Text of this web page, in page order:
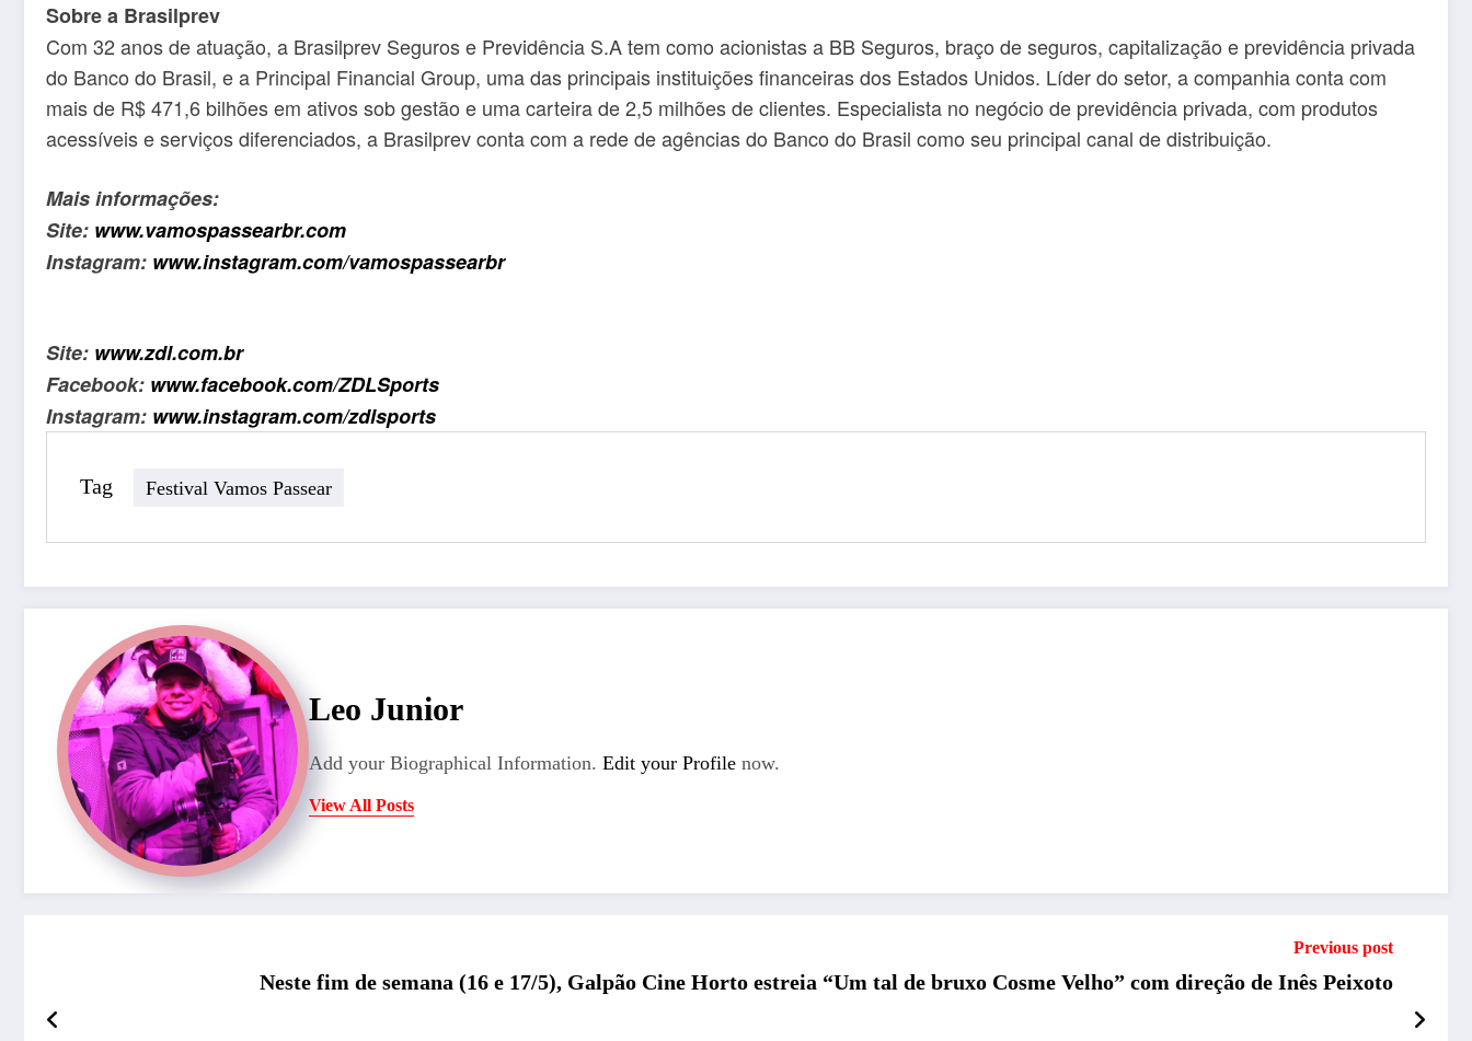
Sobre a Brasilprev
Com 32 anos de atuação, a Brasilprev Seguros e Previdência S.A tem como acionistas a BB Seguros, braço de seguros, capitalização e previdência privada
do Banco do Brasil, e a Principal Financial Group, uma das principais instituições financeiras dos Estados Unidos. Líder do setor, a companhia conta com
mais de R$ 471,6 bilhões em ativos sob gestão e uma carteira de 2,5 milhões de clientes. Especialista no negócio de previdência privada, com produtos
acessíveis e serviços diferenciados, a Brasilprev conta com a rede de agências do Banco do Brasil como seu principal canal de distribuição.
Mais informações:
Site: www.vamospassearbr.com
Instagram: www.instagram.com/vamospassearbr
Site: www.zdl.com.br
Facebook: www.facebook.com/ZDLSports
Instagram: www.instagram.com/zdlsports
Tag Festival Vamos Passear
Leo Junior
Add your Biographical Information. Edit your Profile now.
View All Posts
Previous post
Neste fim de semana (16 e 17/5), Galpão Cine Horto estreia “Um tal de bruxo Cosme Velho” com direção de Inês Peixoto